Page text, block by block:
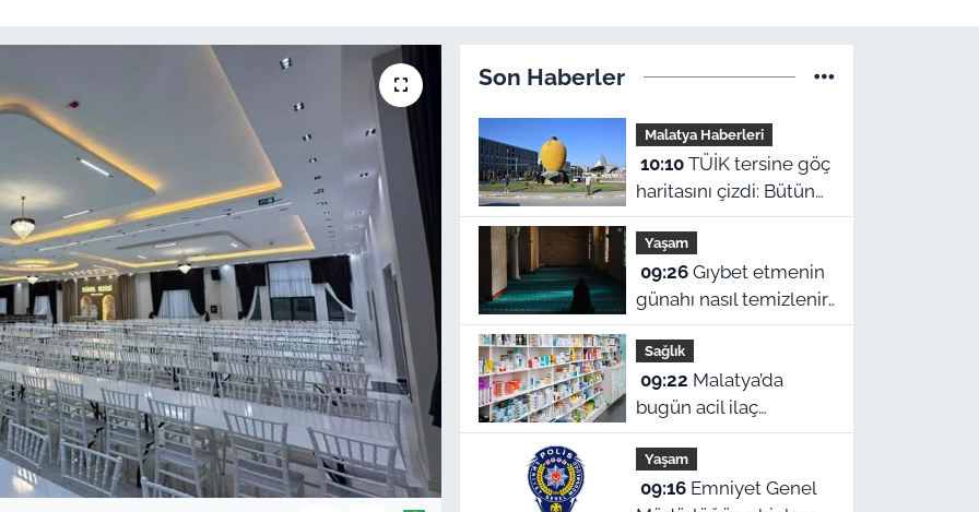
Son Haberler
Malatya Haberleri
10:10TÜİK tersine göç
haritasını çizdi: Bütün
Malatyalılar kütüğüne
dönse Doğu’nun
megakenti oluyor!
Yaşam
09:26Gıybet etmenin
günahı nasıl temizlenir,
helalleşmek şart mı? 9
Ağustos Malatya ezan
vakitleri
Sağlık
09:22
bugün acil ilaç
nereden alınır? 9
Ağustos Pazar nöbetçi
eczaneler
Yaşam
09:16Emniyet Genel